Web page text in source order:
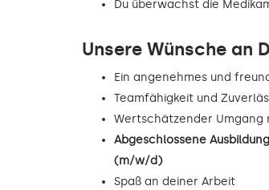
Du überwachst die
Unsere Wünsche an
Ein angenehmes und
Teamfähigkeit und
Wertschätzender Umgang
Abgeschlossene
(m/w/d)
Spaß an deiner Arbeit